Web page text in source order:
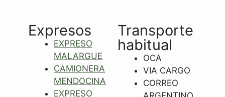
Expresos
EXPRESO
MALARGUE
CAMIONERA
MENDOCINA
EXPRESO
Transporte
habitual
OCA
VIA CARGO
CORREO